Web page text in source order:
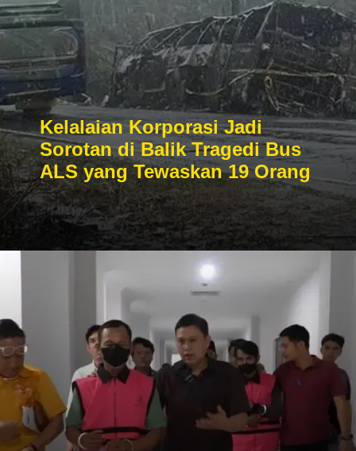
Kelalaian Korporasi Jadi
Sorotan di Balik Tragedi Bus
ALS yang Tewaskan 19 Orang